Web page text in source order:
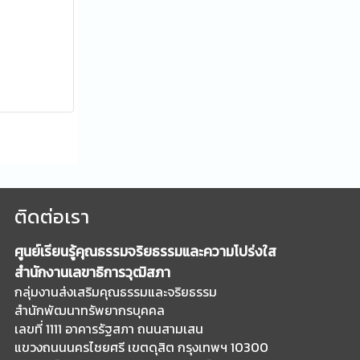
ติดต่อเรา
ศูนย์เรียนรู้คุณธรรมจริยธรรมและความโปร่งใส
สำนักงานเลขาธิการวุฒิสภา
กลุ่มงานส่งเสริมคุณธรรมและจริยธรรม
สำนักพัฒนาทรัพยากรบุคคล
เลขที่ 1111 อาคารรัฐสภา ถนนสามเสน
แขวงถนนนครไชยศรี เขตดุสิต กรุงเทพฯ 10300